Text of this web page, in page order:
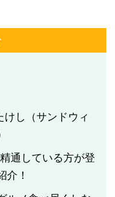
し（サンドウィ
通している方が登
介！